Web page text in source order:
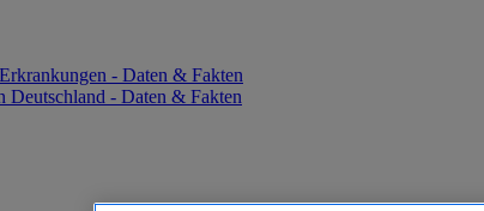
- Daten & Fakten
Deutschland - Daten & Fakten